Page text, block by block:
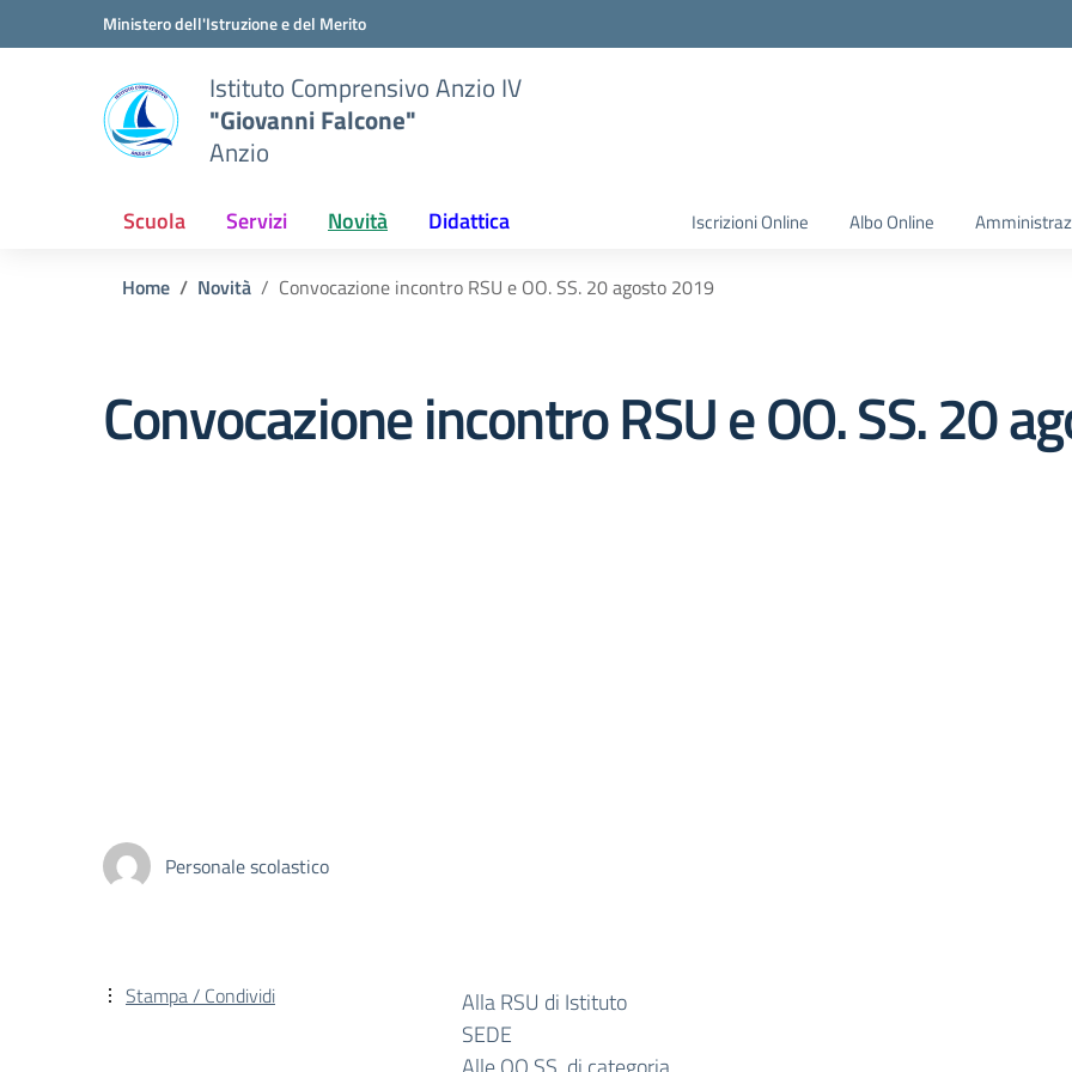
Vai ai contenuti
Vai al menu di navigazioneMinistero dell'Istruzione e del Merito
Istituto Comprensivo Anzio IV
"Giovanni Falcone"
Anzio
Scuola Servizi Novità Didattica Iscrizioni Online Albo Online
Home Novità Convocazione incontro RSU e OO. SS. 20 agosto 2019
Convocazione incontro RSU e OO. SS. 20
Personale scolastico
Alla RSU di Istituto
SEDE
Stampa / Condividi